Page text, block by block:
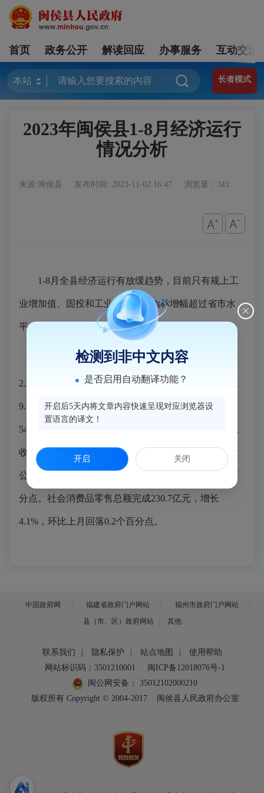
首页 政务公开 解读回应 办事服务 互动交流
长者模式
2023年闽侯县1-8月经济运行
情况分析
来源:闽侯县 发布时间: 2023-11-02 16:47 浏览量：341
1-8月全县经济运行有放缓趋势，目前只有规上工
业增加值、固投和工业固投三项指标增幅超过省市水
平，其他指标均低于市平均水平。
规上工业产值增长2.7%，规上工业增加值增长
2.8%，环比上月提高0.9个百分点。固定资产投资增长
9.9%，环比上月回落15.9个百分点；工业固投增长
54.5%，环比上月回落77.1个百分点。一般公共预算总
收入增长3.2%，增幅环比上月提高4.1个百分点；一般
公共预算收入下降4.8%，降幅环比上月收窄了6.5个百
分点。社会消费品零售总额完成230.7亿元，增长
4.1%，环比上月回落0.2个百分点。
中国政府网 福建省政府门户网站
福州市政府门户网站
县（市、区）政府网站
其他
联系我们 隐私保护 站点地图
使用帮助
网站标识码：3501210001
闽ICP备12018076号-1
闽公网安备：
35012102000210
版权所有 Copyright © 2004-2017
闽侯县人民政府办公室
检测到非中文内容
是否启用自动翻译功能？
开启后5天内将文章内容快速呈现对应浏览器设
置语言的译文！
开启 关闭